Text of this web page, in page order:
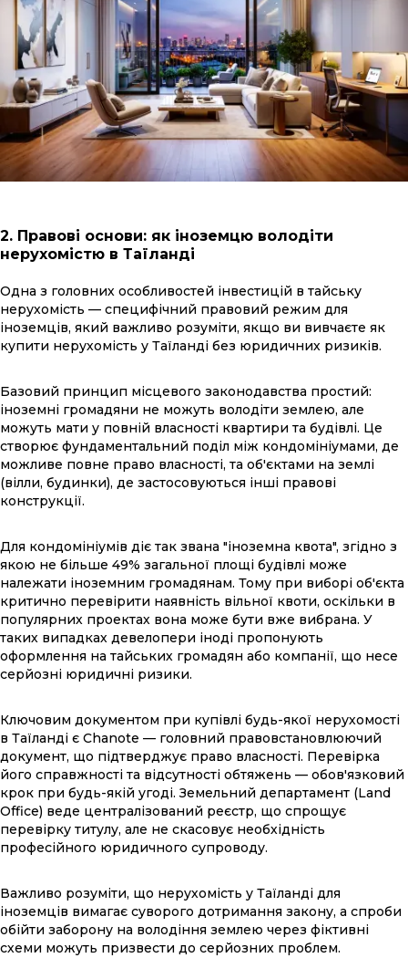
2. Правові основи: як іноземцю володіти
нерухомістю в Таїланді
Одна з головних особливостей інвестицій в тайську
нерухомість — специфічний правовий режим для
іноземців, який важливо розуміти, якщо ви вивчаєте як
купити нерухомість у Таїланді без юридичних ризиків.
Базовий принцип місцевого законодавства простий:
іноземні громадяни не можуть володіти землею, але
можуть мати у повній власності квартири та будівлі. Це
створює фундаментальний поділ між кондомініумами, де
можливе повне право власності, та об'єктами на землі
(вілли, будинки), де застосовуються інші правові
конструкції.
Для кондомініумів діє так звана "іноземна квота", згідно з
якою не більше 49% загальної площі будівлі може
належати іноземним громадянам. Тому при виборі об'єкта
критично перевірити наявність вільної квоти, оскільки в
популярних проектах вона може бути вже вибрана. У
таких випадках девелопери іноді пропонують
оформлення на тайських громадян або компанії, що несе
серйозні юридичні ризики.
Ключовим документом при купівлі будь-якої нерухомості
в Таїланді є Chanote — головний правовстановлюючий
документ, що підтверджує право власності. Перевірка
його справжності та відсутності обтяжень — обов'язковий
крок при будь-якій угоді. Земельний департамент (Land
Office) веде централізований реєстр, що спрощує
перевірку титулу, але не скасовує необхідність
професійного юридичного супроводу.
Важливо розуміти, що нерухомість у Таїланді для
іноземців вимагає суворого дотримання закону, а спроби
обійти заборону на володіння землею через фіктивні
схеми можуть призвести до серйозних проблем.